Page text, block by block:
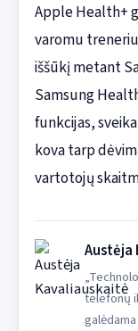
Apple Health+
varomu
iššūkį metant
Samsung
funkcijas,
kova tarp
vartotojų
Austėja
telefonų